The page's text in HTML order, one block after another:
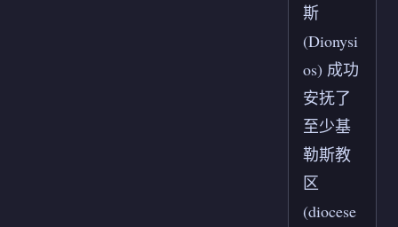
斯
(Dionysi
os) 成功
安抚了
至少基
勒斯教
区
(diocese